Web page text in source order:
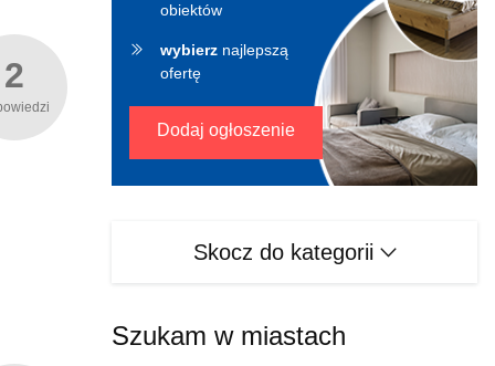
2
obiektów
wybierz najlepszą
ofertę
Dodaj ogłoszenie
Skocz do kategorii
Szukam w miastach